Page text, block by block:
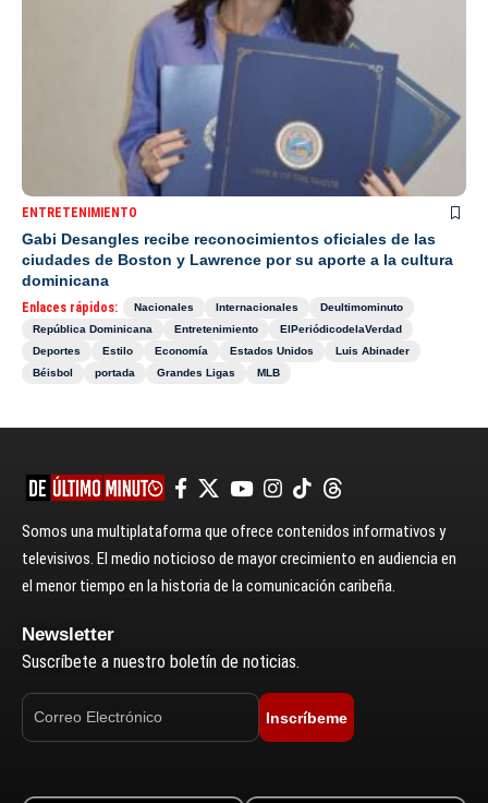
ENTRETENIMIENTO
Gabi Desangles recibe reconocimientos oficiales de las
ciudades de Boston y Lawrence por su aporte a la cultura
dominicana
Enlaces rápidos: Nacionales Internacionales
Deultimominuto
República Dominicana
Entretenimiento
ElPeriódicodelaVerdad
Deportes
Estilo Economía Estados Unidos
Luis Abinader
Béisbol
portada Grandes Ligas MLB
Somos una multiplataforma que ofrece contenidos informativos y
televisivos. El medio noticioso de mayor crecimiento en audiencia en
el menor tiempo en la historia de la comunicación caribeña.
Newsletter
Suscríbete a nuestro boletín de noticias.
Inscríbeme